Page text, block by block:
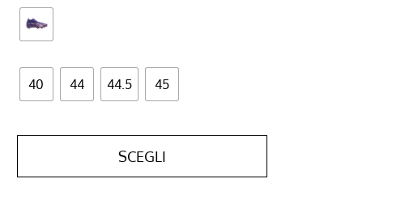
40 44 44.5 45
SCEGLI